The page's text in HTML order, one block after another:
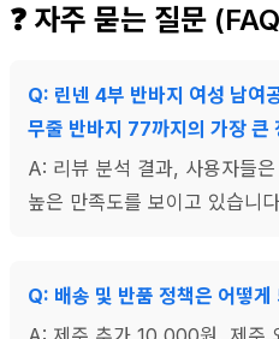
❓ 자주 묻는 질문
Q: 린넨 4부 반바지 여성 남여
무줄 반바지 77까지의 가장 큰
A: 리뷰 분석 결과, 사용자들
높은 만족도를 보이고 있습니
Q: 배송 및 반품 정책은 어떻게